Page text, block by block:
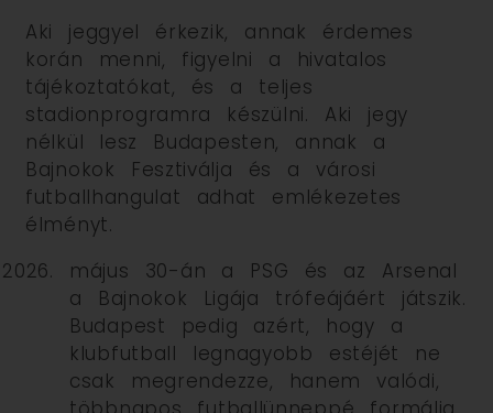
Aki jeggyel érkezik, annak érdemes
korán menni, figyelni a hivatalos
tájékoztatókat, és a teljes
stadionprogramra készülni. Aki jegy
nélkül lesz Budapesten, annak a
Bajnokok Fesztiválja és a városi
futballhangulat adhat emlékezetes
élményt.
május 30-án a PSG és az Arsenal
a Bajnokok Ligája trófeájáért játszik.
Budapest pedig azért, hogy a
klubfutball legnagyobb estéjét ne
csak megrendezze, hanem valódi,